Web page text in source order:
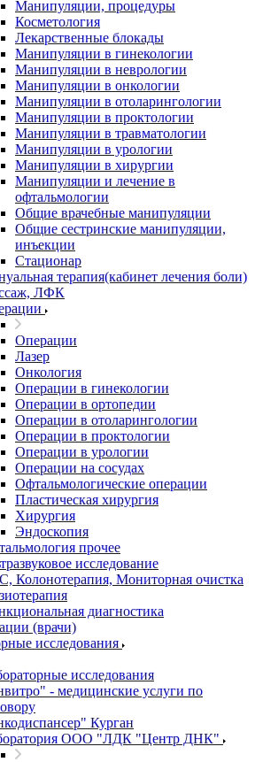
Манипуляции, процедуры
Косметология
Лекарственные блокады
Манипуляции в гинекологии
Манипуляции в неврологии
Манипуляции в онкологии
Манипуляции в отоларингологии
Манипуляции в проктологии
Манипуляции в травматологии
Манипуляции в урологии
Манипуляции в хирургии
Манипуляции и лечение в
офтальмологии
Общие врачебные манипуляции
Общие сестринские манипуляции,
инъекции
Стационар
терапия(кабинет лечения боли)
ЛФК
Операции
Лазер
Онкология
Операции в гинекологии
Операции в ортопедии
Операции в отоларингологии
Операции в проктологии
Операции в урологии
Операции на сосудах
Офтальмологические операции
Пластическая хирургия
Хирургия
Эндоскопия
прочее
исследование
Колонотерапия, Мониторная очистка
диагностика
(врачи)
исследования
исследования
- медицинские услуги по
Курган
ООО "ЛДК "Центр ДНК"